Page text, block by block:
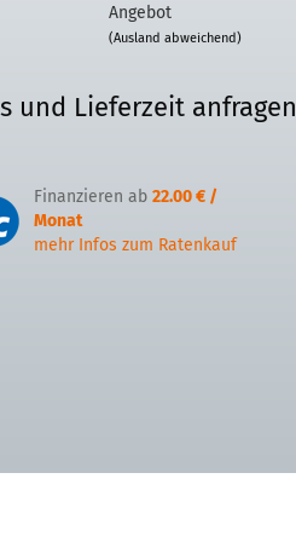
Angebot
(Ausland abweichend)
und Lieferzeit anfragen
Finanzieren ab 22.00 € /
Monat
mehr Infos zum Ratenkauf